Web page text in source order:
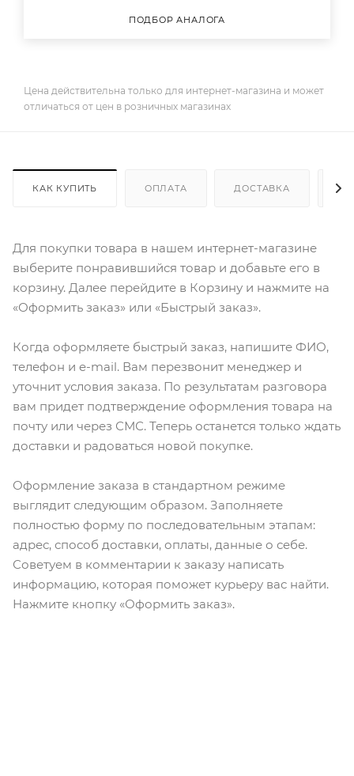
ПОДБОР АНАЛОГА
Цена действительна только для интернет-магазина и может
отличаться от цен в розничных магазинах
КАК КУПИТЬ ОПЛАТА ДОСТАВКА
Для покупки товара в нашем интернет-магазине
выберите понравившийся товар и добавьте его в
корзину. Далее перейдите в Корзину и нажмите на
«Оформить заказ» или «Быстрый заказ».
Когда оформляете быстрый заказ, напишите ФИО,
телефон и e-mail. Вам перезвонит менеджер и
уточнит условия заказа. По результатам разговора
вам придет подтверждение оформления товара на
почту или через СМС. Теперь останется только ждать
доставки и радоваться новой покупке.
Оформление заказа в стандартном режиме
выглядит следующим образом. Заполняете
полностью форму по последовательным этапам:
адрес, способ доставки, оплаты, данные о себе.
Советуем в комментарии к заказу написать
информацию, которая поможет курьеру вас найти.
Нажмите кнопку «Оформить заказ».